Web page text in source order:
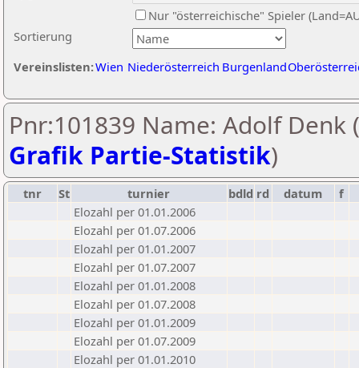
Sortierung
Nur "österreichische" Spieler
Vereinslisten:Wien Niederösterreich Burgenland
Pnr:101839 Name: Adolf Denk (
Grafik Partie-Statistik)
tnr St turnier bdld rd datum f
Elozahl per 01.01.2006
Elozahl per 01.07.2006
Elozahl per 01.01.2007
Elozahl per 01.07.2007
Elozahl per 01.01.2008
Elozahl per 01.07.2008
Elozahl per 01.01.2009
Elozahl per 01.07.2009
Elozahl per 01.01.2010